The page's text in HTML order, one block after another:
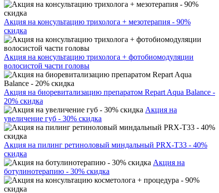
Акция на консультацию трихолога + мезотерапия - 90%
скидка
Акция на консультацию трихолога + фотобиомодуляции
волосистой части головы
Акция на биоревитализацию препаратом Repart Aqua Balance -
20% скидка
Акция на
увеличение губ - 30% скидка
Акция на пилинг ретиноловый миндальный PRX-T33 - 40%
скидка
Акция на
ботулинотерапию - 30% скидка